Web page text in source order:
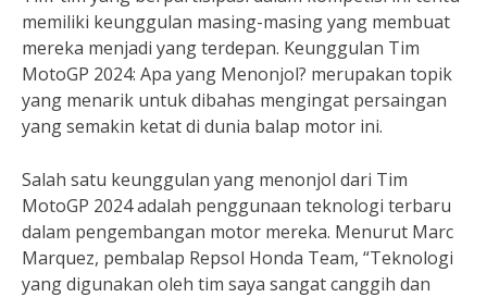
memiliki keunggulan masing-masing yang membuat
mereka menjadi yang terdepan. Keunggulan Tim
MotoGP 2024: Apa yang Menonjol? merupakan topik
yang menarik untuk dibahas mengingat persaingan
yang semakin ketat di dunia balap motor ini.
Salah satu keunggulan yang menonjol dari Tim
MotoGP 2024 adalah penggunaan teknologi terbaru
dalam pengembangan motor mereka. Menurut Marc
Marquez, pembalap Repsol Honda Team, “Teknologi
yang digunakan oleh tim saya sangat canggih dan